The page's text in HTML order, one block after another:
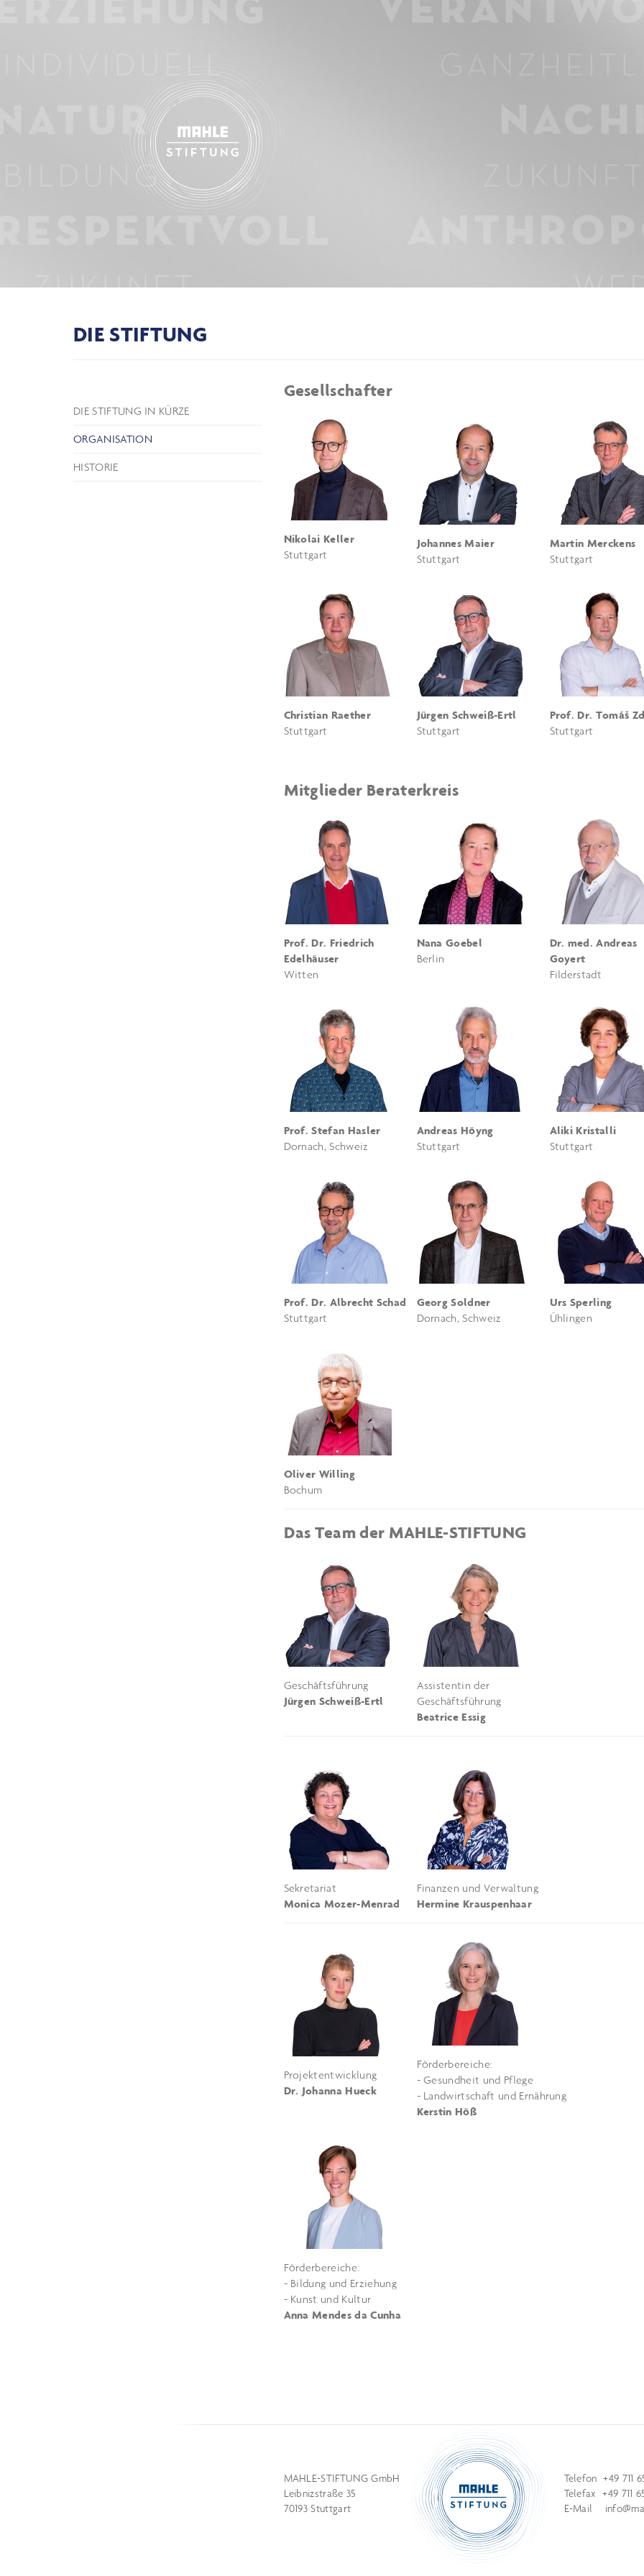
DIE STIFTUNG
DIE STIFTUNG IN KÜRZE
ORGANISATION
HISTORIE
Gesellschafter
Nikolai Keller
Stuttgart
Johannes Maier
Stuttgart
Martin Merckens
Stuttgart
Christian Raether
Stuttgart
Jürgen Schweiß-Ertl
Stuttgart
Prof. Dr. Tomáš
Stuttgart
Mitglieder Beraterkreis
Prof. Dr. Friedrich
Edelhäuser
Witten
Nana Goebel
Berlin
Dr. med. Andreas
Goyert
Filderstadt
Prof. Stefan Hasler
Dornach, Schweiz
Andreas Höyng
Stuttgart
Aliki Kristalli
Stuttgart
Prof. Dr. Albrecht Schad
Stuttgart
Georg Soldner
Dornach, Schweiz
Urs Sperling
Ühlingen
Oliver Willing
Bochum
Das Team der MAHLE-STIFTUNG
Geschäftsführung
Jürgen Schweiß-Ertl
Assistentin der
Geschäftsführung
Beatrice Essig
Sekretariat
Monica Mozer-Menrad
Finanzen und Verwaltung
Hermine Krauspenhaar
Projektentwicklung
Dr. Johanna Hueck
Förderbereiche:
- Gesundheit und Pflege
- Landwirtschaft und Ernährung
Kerstin Höß
Förderbereiche:
- Bildung und Erziehung
- Kunst und Kultur
Anna Mendes da Cunha
MAHLE-STIFTUNG GmbH
Leibnizstraße 35
70193 Stuttgart
Telefon +49 711
Telefax +49 711
E-Mail